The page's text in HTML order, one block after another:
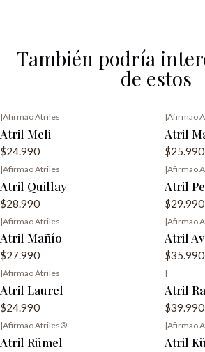
También podría
de estos
|Afirmao Atriles
Atril Meli
$24.990
|Afirmao
Atril
$25.990
|Afirmao Atriles
Atril Quillay
$28.990
|Afirmao
Atril
$29.990
|Afirmao Atriles
Atril Mañío
$27.990
|Afirmao
Atril
$35.990
|Afirmao Atriles
Atril Laurel
$24.990
|
Atril
$39.990
|Afirmao Atriles®️
Atril Rümel
|Afirmao
Atril